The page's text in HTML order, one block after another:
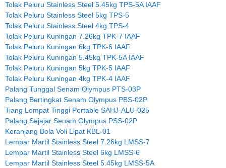
Tolak Peluru Stainless Steel 5.45kg TPS-5A IAAF
Tolak Peluru Stainless Steel 5kg TPS-5
Tolak Peluru Stainless Steel 4kg TPS-4
Tolak Peluru Kuningan 7.26kg TPK-7 IAAF
Tolak Peluru Kuningan 6kg TPK-6 IAAF
Tolak Peluru Kuningan 5.45kg TPK-5A IAAF
Tolak Peluru Kuningan 5kg TPK-5 IAAF
Tolak Peluru Kuningan 4kg TPK-4 IAAF
Palang Tunggal Senam Olympus PTS-03P
Palang Bertingkat Senam Olympus PBS-02P
Tiang Lompat Tinggi Portable SAHJ-ALU-025
Palang Sejajar Senam Olympus PSS-02P
Keranjang Bola Voli Lipat KBL-01
Lempar Martil Stainless Steel 7.26kg LMSS-7
Lempar Martil Stainless Steel 6kg LMSS-6
Lempar Martil Stainless Steel 5.45kg LMSS-5A